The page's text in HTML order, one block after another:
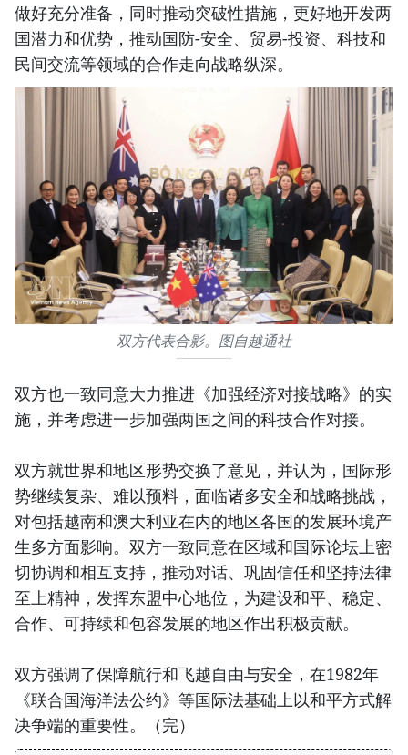
做好充分准备，同时推动突破性措施，更好地开发两
国潜力和优势，推动国防-安全、贸易-投资、科技和
民间交流等领域的合作走向战略纵深。
双方代表合影。图自越通社
双方也一致同意大力推进《加强经济对接战略》的实
施，并考虑进一步加强两国之间的科技合作对接。
双方就世界和地区形势交换了意见，并认为，国际形
势继续复杂、难以预料，面临诸多安全和战略挑战，
对包括越南和澳大利亚在内的地区各国的发展环境产
生多方面影响。双方一致同意在区域和国际论坛上密
切协调和相互支持，推动对话、巩固信任和坚持法律
至上精神，发挥东盟中心地位，为建设和平、稳定、
合作、可持续和包容发展的地区作出积极贡献。
双方强调了保障航行和飞越自由与安全，在1982年
《联合国海洋法公约》等国际法基础上以和平方式解
决争端的重要性。（完）